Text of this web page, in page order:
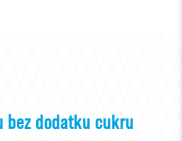
bez dodatku cukru